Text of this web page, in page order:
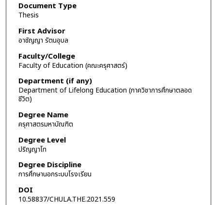
Document Type
Thesis
First Advisor
อาชัญญา รัตนอุบล
Faculty/College
Faculty of Education (คณะครุศาสตร์)
Department (if any)
Department of Lifelong Education (ภาควิชาการศึกษาตลอด
ชีวิต)
Degree Name
ครุศาสตรมหาบัณฑิต
Degree Level
ปริญญาโท
Degree Discipline
การศึกษานอกระบบโรงเรียน
DOI
10.58837/CHULA.THE.2021.559